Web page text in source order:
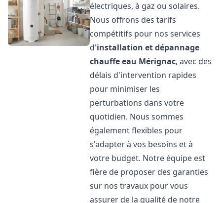
électriques, à gaz ou solaires.
Nous offrons des tarifs
compétitifs pour nos services
d'installation et dépannage
chauffe eau Mérignac, avec des
délais d'intervention rapides
pour minimiser les
perturbations dans votre
quotidien. Nous sommes
également flexibles pour
s'adapter à vos besoins et à
votre budget. Notre équipe est
fière de proposer des garanties
sur nos travaux pour vous
assurer de la qualité de notre